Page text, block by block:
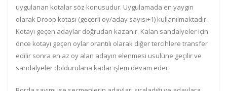
uygulanan kotalar söz konusudur. Uygulamada en yaygın
olarak Droop kotası (geçerli oy/aday sayısı+1) kullanılmaktadır.
Kotayı geçen adaylar doğrudan kazanır. Kalan sandalyeler için
önce kotayı geçen oylar orantılı olarak diğer tercihlere transfer
edilir sonra en az oy alan adayın elenmesi usulüne geçilir ve
sandalyeler doldurulana kadar işlem devam eder.